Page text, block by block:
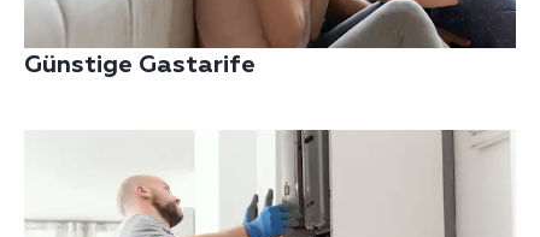
Günstige Gastarife